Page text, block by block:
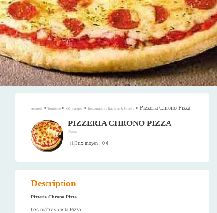
Accueil » Tourisme » Où manger » Restaurations Rapides & Snacks » Pizzeria Chrono Pizza
PIZZERIA CHRONO PIZZA
Pizzas
(1)Prix moyen : 0 €
Description
Pizzeria Chrono Pizza
Les maîtres de la Pizza